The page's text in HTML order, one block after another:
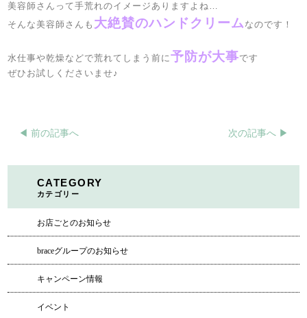
美容師さんって手荒れのイメージありますよね…
そんな美容師さんも 大絶賛のハンドクリーム なのです！
水仕事や乾燥などで荒れてしまう前に予防が大事です
ぜひお試しくださいませ♪
◀︎ 前の記事へ 次の記事へ ▶︎
CATEGORY
カテゴリー
お店ごとのお知らせ
braceグループのお知らせ
キャンペーン情報
イベント